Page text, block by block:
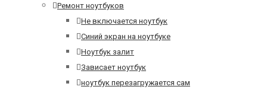
Ремонт ноутбуков
Не включается ноутбук
Синий экран на ноутбуке
Ноутбук залит
Зависает ноутбук
ноутбук перезагружается сам